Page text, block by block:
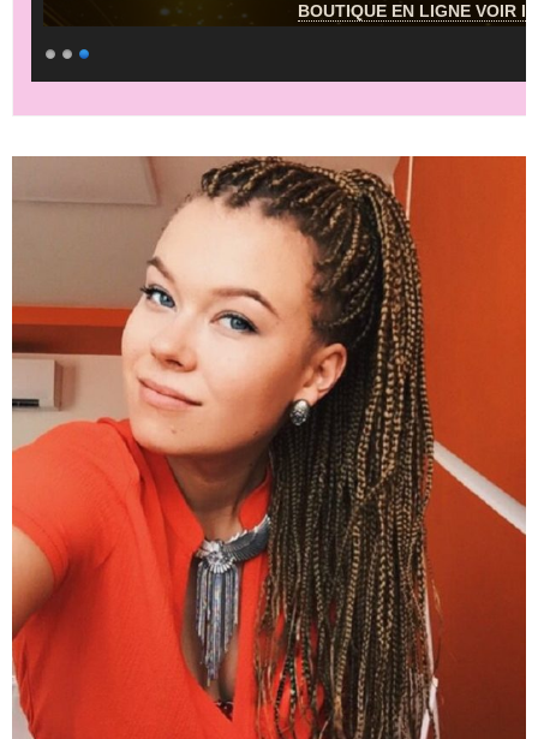
BOUTIQUE EN LIGNE VOIR